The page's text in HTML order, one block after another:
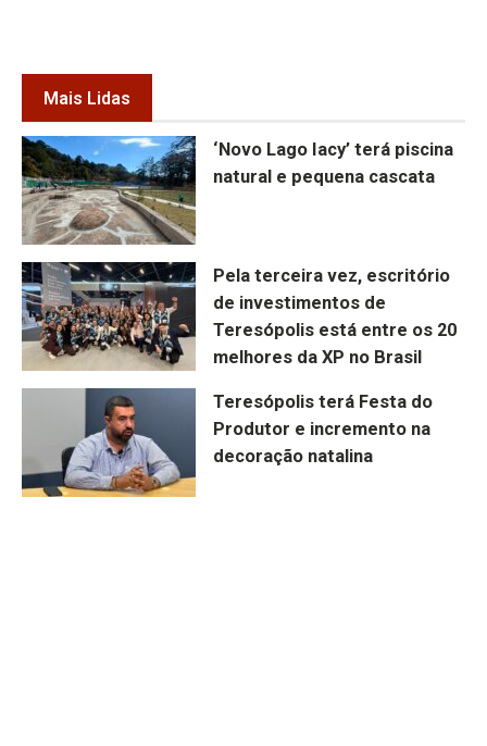
Mais Lidas
‘Novo Lago Iacy’ terá piscina
natural e pequena cascata
Pela terceira vez, escritório
de investimentos de
Teresópolis está entre os 20
melhores da XP no Brasil
Teresópolis terá Festa do
Produtor e incremento na
decoração natalina